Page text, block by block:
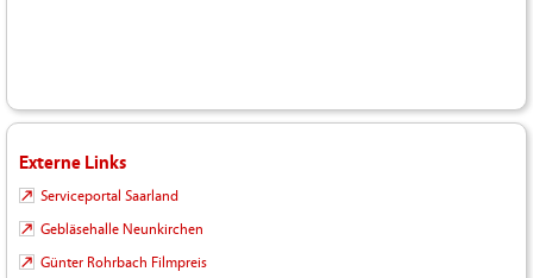
Externe Links
Serviceportal Saarland
Gebläsehalle Neunkirchen
Günter Rohrbach Filmpreis